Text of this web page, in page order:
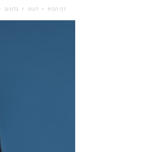
דף הבית דעות בלוגים